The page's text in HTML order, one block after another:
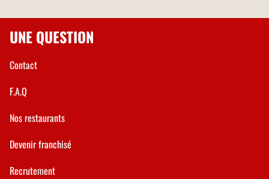
UNE QUESTION
Contact
F.A.Q
Nos restaurants
Devenir franchisé
Recrutement